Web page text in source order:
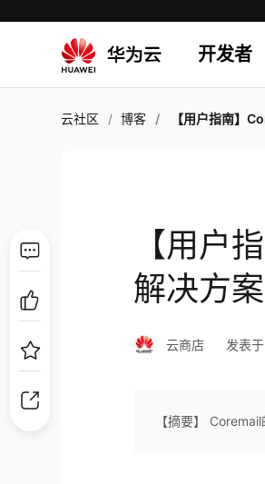
开发者
云社区 博客 【用户指南】
【用户
解决方案
云商店 发表
【摘要】